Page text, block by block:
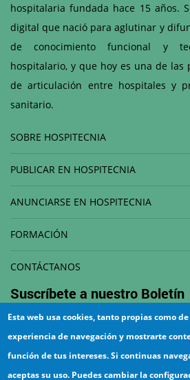
hospitalaria fundada hace 15 años.
digital que nació para aglutinar y
de conocimiento funcional y
hospitalario, y que hoy es una de las
de articulación entre hospitales y
sanitario.
SOBRE HOSPITECNIA
PUBLICAR EN HOSPITECNIA
ANUNCIARSE EN HOSPITECNIA
FORMACIÓN
CONTÁCTANOS
Suscríbete a nuestro Boletín
Esta web usa cookies, tanto propias como
experiencia de navegación y mostrarte
función de tus intereses. Si continuas
aceptas su uso. Puedes cambiar la